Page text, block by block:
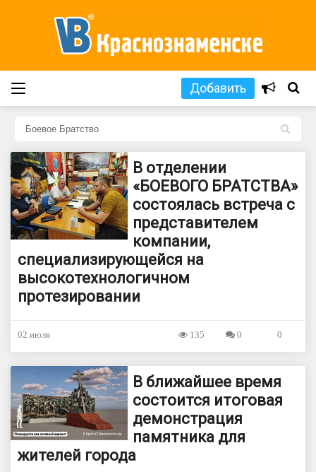
Добавить
L
В отделении
«БОЕВОГО БРАТСТВА»
состоялась встреча с
представителем
компании,
специализирующейся на
высокотехнологичном
протезировании
02 июля 0
0
135
В ближайшее время
состоится итоговая
демонстрация
памятника для
жителей города